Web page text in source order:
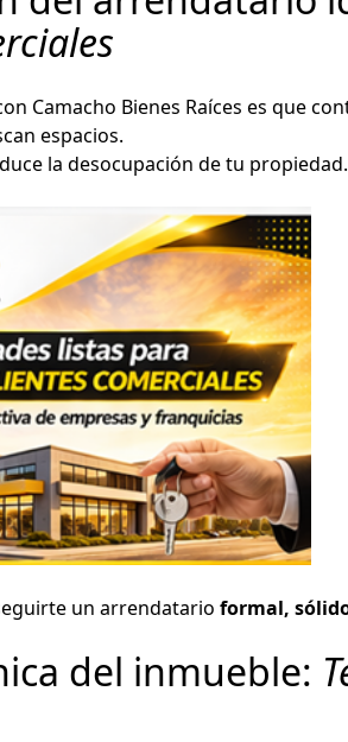
Camacho Bienes Raíces es que
espacios.
la desocupación de tu propiedad.
un arrendatario formal,
del inmueble: